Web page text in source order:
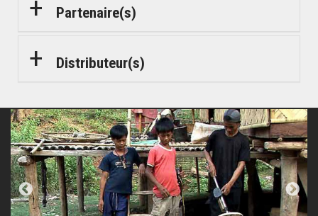
nombreux pays en en Asie, en Amérique du sud, en
le même cauchemar. C‘est l’objet de cette enquête
exigeante et bouleversante. Des questions simples en
Partenaire(s)
Distributeur(s)